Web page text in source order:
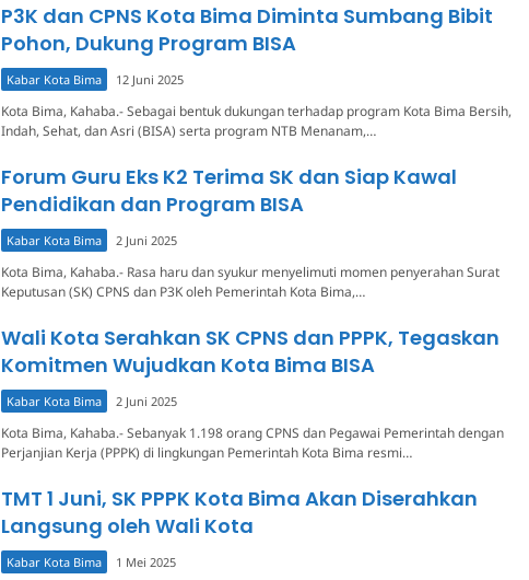
P3K dan CPNS Kota Bima Diminta Sumbang Bibit
Pohon, Dukung Program BISA
Kabar Kota Bima 12 Juni 2025
Kota Bima, Kahaba.- Sebagai bentuk dukungan terhadap program Kota Bima Bersih,
Indah, Sehat, dan Asri (BISA) serta program NTB Menanam,…
Forum Guru Eks K2 Terima SK dan Siap Kawal
Pendidikan dan Program BISA
Kabar Kota Bima 2 Juni 2025
Kota Bima, Kahaba.- Rasa haru dan syukur menyelimuti momen penyerahan Surat
Keputusan (SK) CPNS dan P3K oleh Pemerintah Kota Bima,…
Wali Kota Serahkan SK CPNS dan PPPK, Tegaskan
Komitmen Wujudkan Kota Bima BISA
Kabar Kota Bima 2 Juni 2025
Kota Bima, Kahaba.- Sebanyak 1.198 orang CPNS dan Pegawai Pemerintah dengan
Perjanjian Kerja (PPPK) di lingkungan Pemerintah Kota Bima resmi…
TMT 1 Juni, SK PPPK Kota Bima Akan Diserahkan
Langsung oleh Wali Kota
Kabar Kota Bima 1 Mei 2025